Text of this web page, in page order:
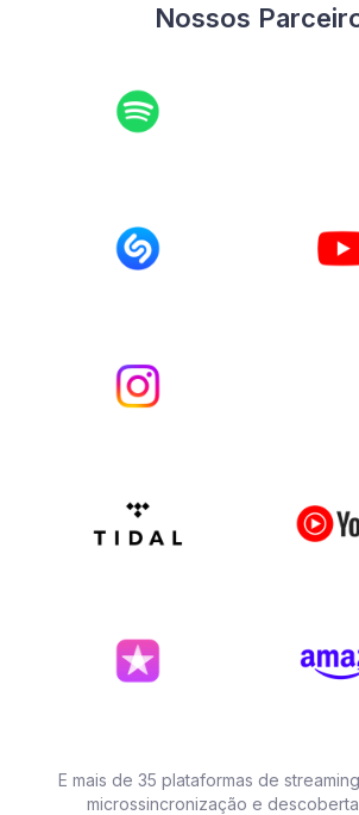
Nossos
E mais de 35 plataformas de
microssincronização e